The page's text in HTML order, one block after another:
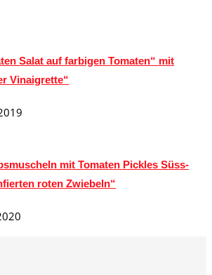
Salat auf farbigen Tomaten“ mit
Vinaigrette“
mit Tomaten Pickles Süss-
roten Zwiebeln“